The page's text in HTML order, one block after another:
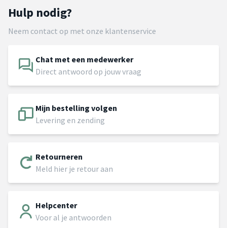
Hulp nodig?
Neem contact op met onze klantenservice
Chat met een medewerker
Direct antwoord op jouw vraag
Mijn bestelling volgen
Levering en zending
Retourneren
Meld hier je retour aan
Helpcenter
Voor al je antwoorden